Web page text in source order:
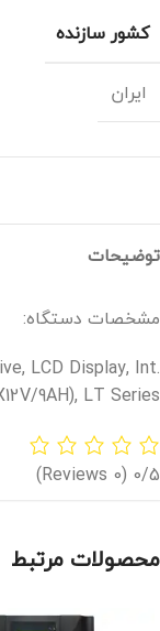
کشور سازنده
ایران
توضیحات
مشخصات دستگاه:
LCD Display, Int.
9AH), LT Series
0/5
(0 Reviews)
محصولات مرتبط